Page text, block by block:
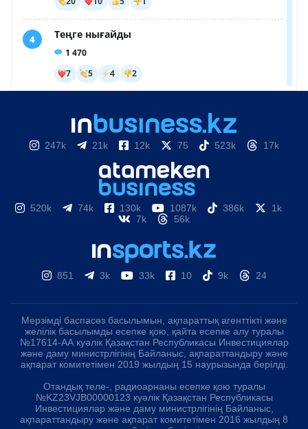
247k 21k 12k 75 523k 17k
520k 74k 130k 1087k 386k
1k
7k
56k
851 3k 33k 10 9k 24
Мерзімді баспасөз басылымын, ақпараттық агенттікті және
желілік басылымды есепке қою, қайта есепке алу туралы
№17614-АА куәлік Қазақстан Республикасы Инвестициялар
және даму министрлігінің Байланыс, ақпараттандыру және
ақпарат комитетімен 2019 жылдың 15 наурызында берілді.
Отандық теле-, радиоарнаны есепке қою туралы
№KZ23VJB00000123 куәлік Қазақстан Республикасы
Инвестициялар және даму министрлігінің Байланыс,
ақпараттандыру және ақпарат комитетімен 2016 жылдың 8